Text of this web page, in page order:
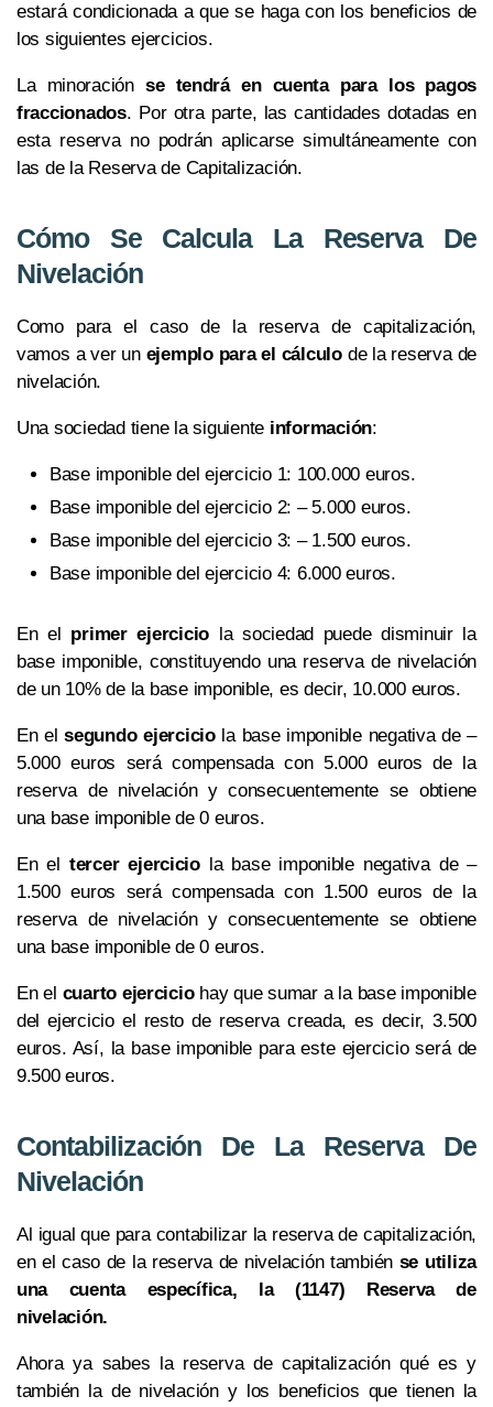
estará condicionada a que se haga con los beneficios de
los siguientes ejercicios.
La minoración se tendrá en cuenta para los pagos
fraccionados. Por otra parte, las cantidades dotadas en
esta reserva no podrán aplicarse simultáneamente con
las de la Reserva de Capitalización.
Cómo Se Calcula La Reserva De
Nivelación
Como para el caso de la reserva de capitalización,
vamos a ver un ejemplo para el cálculode la reserva de
nivelación.
Una sociedad tiene la siguiente información:
Base imponible del ejercicio 1: 100.000 euros.
Base imponible del ejercicio 2: – 5.000 euros.
Base imponible del ejercicio 3: – 1.500 euros.
Base imponible del ejercicio 4: 6.000 euros.
En el primer ejercicio la sociedad puede disminuir la
base imponible, constituyendo una reserva de nivelación
de un 10% de la base imponible, es decir, 10.000 euros.
En elsegundo ejerciciola base imponible negativa de –
5.000 euros será compensada con 5.000 euros de la
reserva de nivelación y consecuentemente se obtiene
una base imponible de 0 euros.
En el tercer ejerciciola base imponible negativa de –
1.500 euros será compensada con 1.500 euros de la
reserva de nivelación y consecuentemente se obtiene
una base imponible de 0 euros.
En el cuarto ejerciciohay que sumar a la base imponible
del ejercicio el resto de reserva creada, es decir, 3.500
euros. Así, la base imponible para este ejercicio será de
9.500 euros.
Contabilización De La Reserva De
Nivelación
Al igual que para contabilizar la reserva de capitalización,
en el caso de la reserva de nivelación también se utiliza
una cuenta específica, la (1147) Reserva de
nivelación.
Ahora ya sabes la reserva de capitalización qué es y
también la de nivelación y los beneficios que tienen la